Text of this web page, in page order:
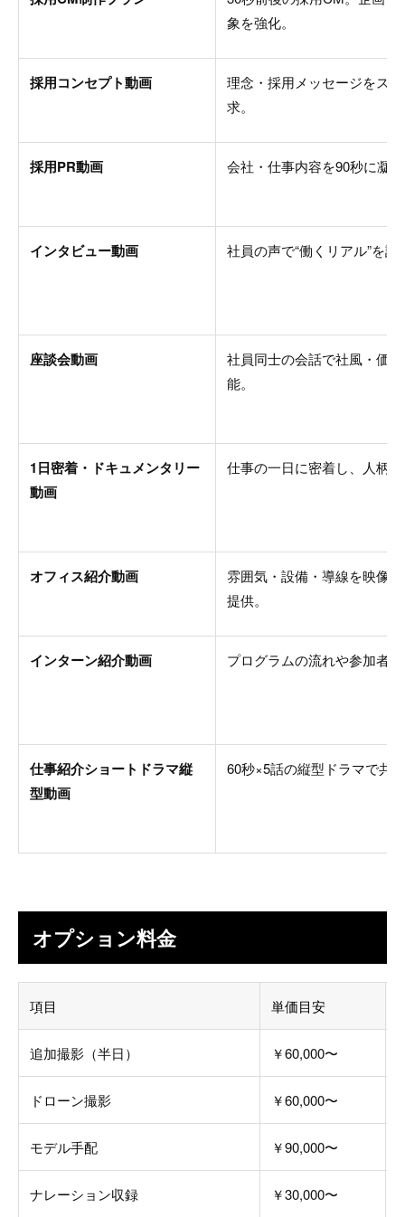
象を強化。
採用コンセプト動画
理念・採用メッセージをス
求。
採用PR動画 会社・仕事内容を90秒に凝
インタビュー動画 社員の声で“働くリアル”を
座談会動画
社員同士の会話で社風・価
能。
1日密着・ドキュメンタリー
動画
仕事の一日に密着し、人柄
オフィス紹介動画
雰囲気・設備・導線を映像
提供。
インターン紹介動画 プログラムの流れや参加者
仕事紹介ショートドラマ縦
型動画
60秒×5話の縦型ドラマで共
オプション料金
項目 単価目安
追加撮影（半日） ￥60,000〜
ドローン撮影 ￥60,000〜
モデル手配 ￥90,000〜
ナレーション収録 ￥30,000〜